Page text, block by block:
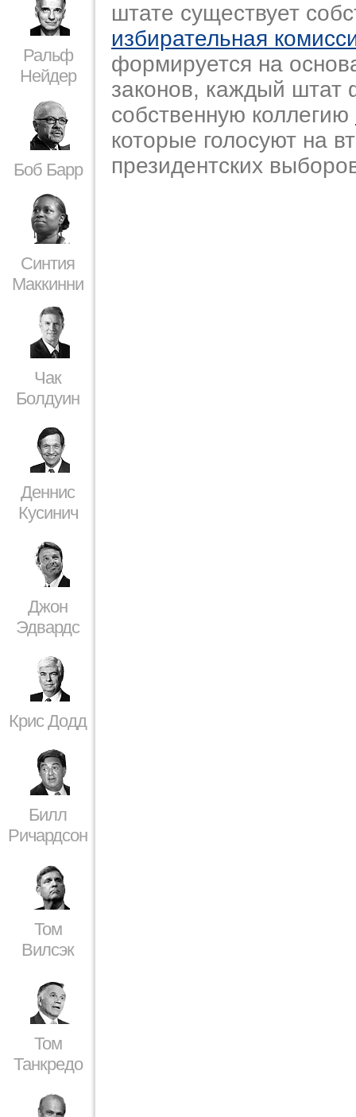
Ральф
Нейдер
Боб Барр
Синтия
Маккинни
Чак
Болдуин
Деннис
Кусинич
Джон
Эдвардс
Крис Додд
Билл
Ричардсон
Том
Вилсэк
Том
Танкредо
штате существует
избирательная
формируется на
законов, каждый штат
собственную коллегию
которые голосуют на
президентских